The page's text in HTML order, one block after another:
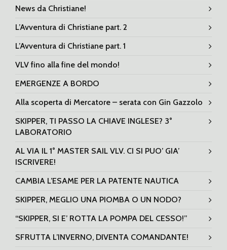
News da Christiane!
L’Avventura di Christiane part. 2
L’Avventura di Christiane part. 1
VLV fino alla fine del mondo!
EMERGENZE A BORDO
Alla scoperta di Mercatore – serata con Gin Gazzolo
SKIPPER, TI PASSO LA CHIAVE INGLESE? 3°
LABORATORIO
AL VIA IL 1° MASTER SAIL VLV. CI SI PUO’ GIA’
ISCRIVERE!
CAMBIA L’ESAME PER LA PATENTE NAUTICA
SKIPPER, MEGLIO UNA PIOMBA O UN NODO?
“SKIPPER, SI E’ ROTTA LA POMPA DEL CESSO!”
SFRUTTA L’INVERNO, DIVENTA COMANDANTE!